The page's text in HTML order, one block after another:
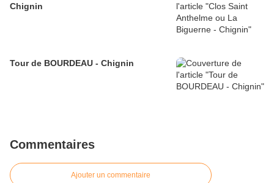
Chignin
Tour de BOURDEAU - Chignin
Commentaires
Ajouter un commentaire